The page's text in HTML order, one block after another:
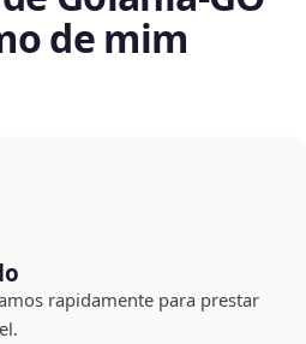
de mim
rapidamente para prestar